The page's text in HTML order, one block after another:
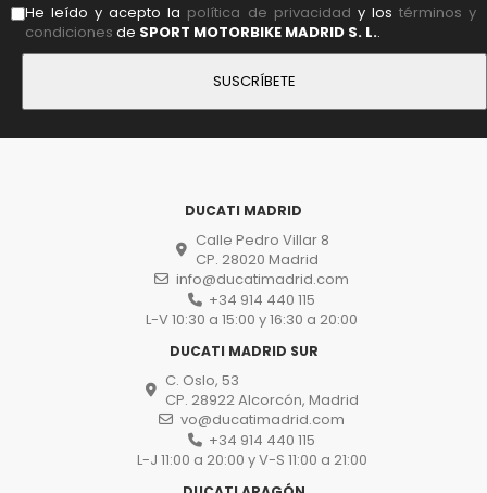
He leído y acepto la política de privacidad y lostérminos y
condiciones de SPORT MOTORBIKE MADRID S. L..
DUCATI MADRID
Calle Pedro Villar 8
CP. 28020 Madrid
info@ducatimadrid.com
+34 914 440 115
L-V 10:30 a 15:00 y 16:30 a 20:00
DUCATI MADRID SUR
C. Oslo, 53
CP. 28922 Alcorcón, Madrid
vo@ducatimadrid.com
+34 914 440 115
L-J 11:00 a 20:00 y V-S 11:00 a 21:00